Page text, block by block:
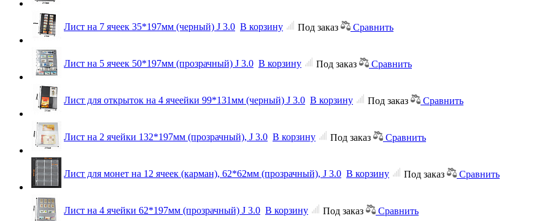
Лист на 7 ячеек 35*197мм (черный) J 3.0 В корзину Под заказ Сравнить
Лист на 5 ячеек 50*197мм (прозрачный) J 3.0 В корзину Под заказ Сравнить
Лист для открыток на 4 ячеейки 99*131мм (черный) J 3.0 В корзину Под заказ Сравнить
Лист на 2 ячейки 132*197мм (прозрачный), J 3.0 В корзину Под заказ Сравнить
Лист для монет на 12 ячеек (карман), 62*62мм (прозрачный), J 3.0 В корзину Под заказ Сравнить
Лист на 4 ячейки 62*197мм (прозрачный) J 3.0 В корзину Под заказ Сравнить